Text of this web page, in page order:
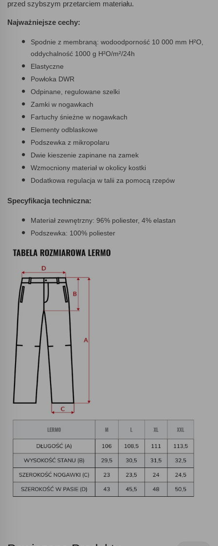
przed szybszym przetarciem materiału.
Najważniejsze cechy:
Spodnie z membraną: wodoodporność 10 000 mm H²O,
oddychalność 1000 g H²O/m²/24h
Elastyczne
Powłoka DWR
Odpinane, regulowane szelki
Zamki w nogawkach
Fartuchy śnieżne w nogawkach
Elementy odblaskowe
Podszewka z mikropolaru
Dwie kieszenie zapinane na zamek
Wzmocniony materiał w okolicy kostki
Dodatkowa regulacja w talii za pomocą rzepów
Specyfikacja techniczna:
Materiał zewnętrzny: 96% poliester, 4% elastan
Podszewka: 100% poliester